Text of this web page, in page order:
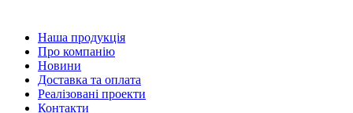
Наша продукція
Про компанію
Новини
Доставка та оплата
Реалізовані проекти
Контакти